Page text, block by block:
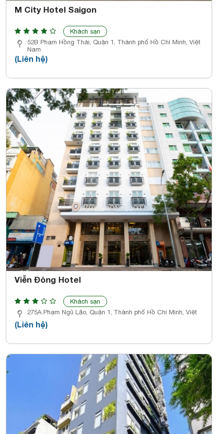
M City Hotel Saigon
Khách sạn
52B Phạm Hồng Thái, Quận 1, Thành phố Hồ Chí Minh, Việt
Nam
(Liên hệ)
Viễn Đông Hotel
Khách sạn
275A Phạm Ngũ Lão, Quận 1, Thành phố Hồ Chí Minh, Việt
(Liên hệ)